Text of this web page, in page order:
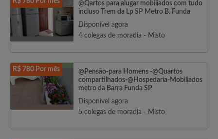
@Qartos para alugar mobiliados com tudo
incluso Trem da Lp SP Metro B. Funda
Disponível agora
4 colegas de moradia - Misto
R$ 780 Por mês
@Pensão-para Homens -@Quartos
compartilhados-@Hospedaria-Mobiliados
metro da Barra Funda SP
Disponível agora
5 colegas de moradia - Misto